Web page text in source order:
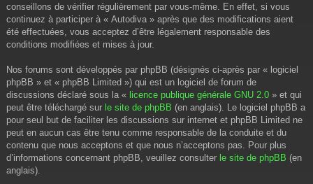
conseillons de vérifier régulièrement par vous-même. En effet, si vous
continuez à participer à « Autodiva » après que des modifications aient
été effectuées, vous acceptez d’être légalement responsable des
conditions modifiées et mises à jour.
Nos forums sont développés par phpBB (désignés ci-après par « logiciel
phpBB » et « phpBB Limited ») qui est un logiciel de forum de
discussions déclaré sous la « licence publique générale GNU 2.0 » et qui
peut être téléchargé sur le site de phpBB (en anglais). Le logiciel phpBB a
pour seul but de faciliter les discussions sur internet et phpBB Limited ne
peut en aucun cas être tenu comme responsable de la conduite et du
contenu que nous acceptons et que nous n’acceptons pas. Pour plus
d’informations concernant phpBB, veuillez consulter le site de phpBB (en
anglais).